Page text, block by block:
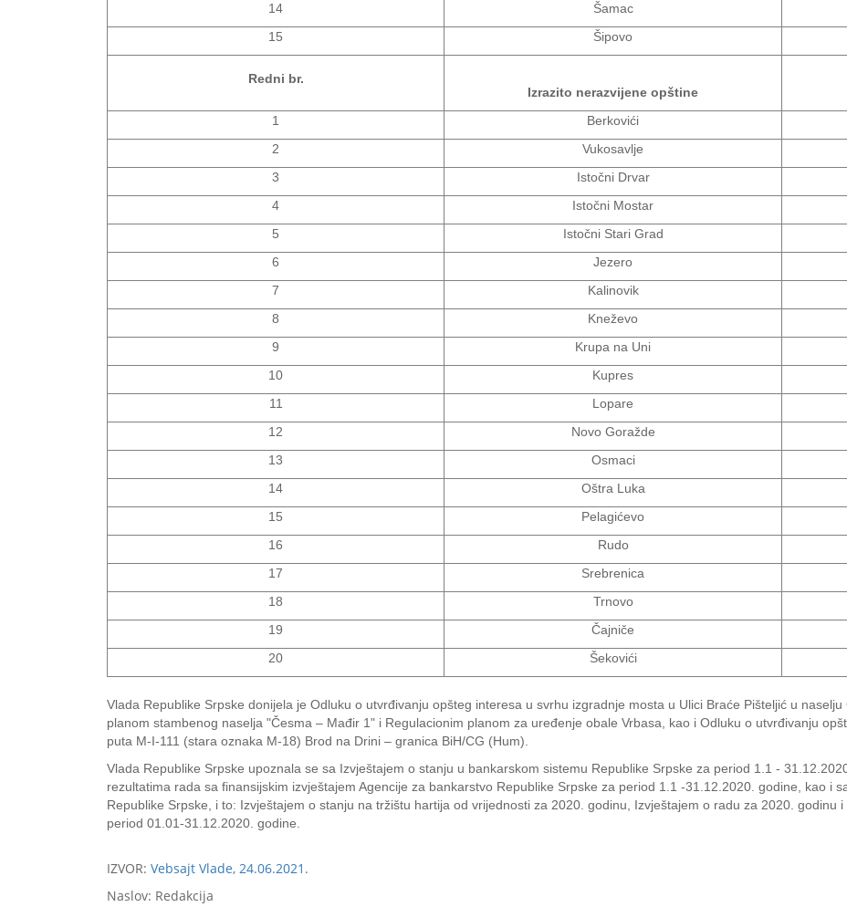
14
Šamac
15
Šipovo
Redni br.
Izrazito nerazvijene opštine
1
Berkovići
2
Vukosavlje
3
Istočni Drvar
4
Istočni Mostar
5
Istočni Stari Grad
6
Jezero
7
Kalinovik
8
Kneževo
9
Krupa na Uni
10
Kupres
11
Lopare
12
Novo Goražde
13
Osmaci
14
Oštra Luka
15
Pelagićevo
16
Rudo
17
Srebrenica
18
Trnovo
19
Čajniče
20
Šekovići
Vlada Republike Srpske donijela je Odluku o utvrđivanju opšteg interesa u svrhu izgradnje mosta u Ulici Braće Pišteljić u
planom stambenog naselja "Česma – Mađir 1" i Regulacionim planom za uređenje obale Vrbasa, kao i Odluku o utvrđivanju
puta M-I-111 (stara oznaka M-18) Brod na Drini – granica BiH/CG (Hum).
Vlada Republike Srpske upoznala se sa Izvještajem o stanju u bankarskom sistemu Republike Srpske za period 1.1 -
rezultatima rada sa finansijskim izvještajem Agencije za bankarstvo Republike Srpske za period 1.1 -31.12.2020. godine, kao i
Republike Srpske, i to: Izvještajem o stanju na tržištu hartija od vrijednosti za 2020. godinu, Izvještajem o radu za 2020. godinu
period 01.01‐31.12.2020. godine.
IZVOR: Vebsajt Vlade, 24.06.2021.
Naslov: Redakcija